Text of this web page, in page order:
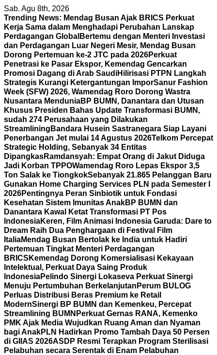
Skip
to
content
Sab. Agu 8th, 2026
Trending News: Mendag Busan Ajak BRICS Perkuat
Kerja Sama dalam Menghadapi Perubahan Lanskap
Perdagangan Global Bertemu dengan Menteri Investasi
dan Perdagangan Luar Negeri Mesir, Mendag Busan
Dorong Pertemuan ke-2 JTC pada 2026Perkuat
Penetrasi ke Pasar Ekspor, Kemendag Gencarkan
Promosi Dagang di Arab SaudiHilirisasi PTPN Langkah
Strategis Kurangi Ketergantungan ImporSanur Fashion
Week (SFW) 2026, Wamendag Roro Dorong Wastra
Nusantara MenduniaBP BUMN, Danantara dan Utusan
Khusus Presiden Bahas Update Transformasi BUMN,
sudah 274 Perusahaan yang Dilakukan
Streamlining Bandara Husein Sastranegara Siap Layani
Penerbangan Jet mulai 14 Agustus 2026Telkom Percepat
Strategic Holding, Sebanyak 34 Entitas
DipangkasRamdansyah: Empat Orang di Jakut Diduga
Jadi Korban TPPOWamendag Roro Lepas Ekspor 3,5
Ton Salak ke TiongkokSebanyak 21.865 Pelanggan Baru
Gunakan Home Charging Services PLN pada Semester I
2026Pentingnya Peran Sinbiotik untuk Fondasi
Kesehatan Sistem Imunitas AnakBP BUMN dan
Danantara Kawal Ketat Transformasi PT Pos
IndonesiaKeren, Film Animasi Indonesia Garuda: Dare to
Dream Raih Dua Penghargaan di Festival Film
ItaliaMendag Busan Bertolak ke India untuk Hadiri
Pertemuan Tingkat Menteri Perdagangan
BRICS Kemendag Dorong Komersialisasi Kekayaan
Intelektual, Perkuat Daya Saing Produk
IndonesiaPelindo Sinergi Lokaseva Perkuat Sinergi
Menuju Pertumbuhan Berkelanjutan Perum BULOG
Perluas Distribusi Beras Premium ke Retail
ModernSinergi BP BUMN dan Kemenkeu, Percepat
Streamlining BUMN Perkuat Gernas RANA, Kemenko
PMK Ajak Media Wujudkan Ruang Aman dan Nyaman
bagi AnakPLN Hadirkan Promo Tambah Daya 50 Persen
di GIIAS 2026ASDP Resmi Terapkan Program Sterilisasi
Pelabuhan secara Serentak di Enam Pelabuhan